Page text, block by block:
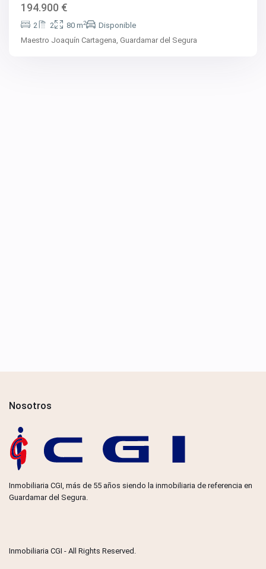
194.900 €
2 2 80 m2
Disponible
Maestro Joaquín Cartagena,Guardamar del Segura
Nosotros
Inmobiliaria CGI, más de 55 años siendo la inmobiliaria de referencia en
Guardamar del Segura.
Inmobiliaria CGI - All Rights Reserved.